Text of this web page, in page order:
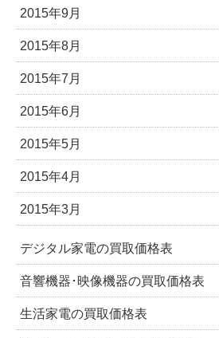
2015年9月
2015年8月
2015年7月
2015年6月
2015年5月
2015年4月
2015年3月
デジタル家電の買取価格表
音響機器･映像機器の買取価格表
生活家電の買取価格表